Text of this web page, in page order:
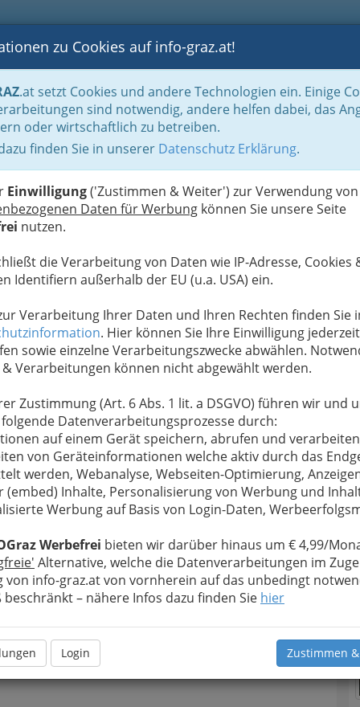
BLOGS FOTOS GASTRONOMIE BRANCHEN
zu Cookies auf info-graz.at!
.at setzt Cookies und andere Technologien ein. Einige
sind notwendig, andere helfen dabei, das
oder wirtschaftlich zu betreiben.
finden Sie in unserer Datenschutz Erklärung.
Einwilligung('Zustimmen & Weiter') zur Verwendung von
Daten für Werbung können Sie unsere Seite
nutzen.
die Verarbeitung von Daten wie IP-Adresse, Cookies
Identifiern außerhalb der EU (u.a. USA) ein.
Verarbeitung Ihrer Daten und Ihren Rechten finden Sie
. Hier können Sie Ihre Einwilligung jederzeit
sowie einzelne Verarbeitungszwecke abwählen.
& Verarbeitungen können nicht abgewählt werden.
Zustimmung (Art. 6 Abs. 1 lit. a DSGVO) führen wir und
Datenverarbeitungsprozesse durch:
auf einem Gerät speichern, abrufen und
von Geräteinformationen welche aktiv durch das
werden, Webanalyse, Webseiten-Optimierung,
(embed) Inhalte, Personalisierung von Werbung und
Werbung auf Basis von Login-Daten,
Werbefrei bieten wir darüber hinaus um € 4,99/
Alternative, welche die Datenverarbeitungen im
von info-graz.at von vornherein auf das unbedingt
beschränkt – nähere Infos dazu finden Sie hier
Login Zustimmen
Der Handel nach WKO-Gliederung Versandhandel & Warenhäuser
Uhr aussuchen und
Sofa aus
scheiden sich die Geister: die einen sorgen
beimOnline-Shoppingvon Bekleidung,
Tischwäsche, Schuhen, Sportartikeln, Möbeln,
Büchern und Zeitschriften, Elektrogeräten,
Lebensmitteln sowie Getränken,
oder auch Drogerie- und Arzneiwaren etc.
für Umsatzzuwächse, und dasbequem
währenddessen lieben es, bei fast jeder
in Einkaufsstraßen zu bummeln, an
verweilen und das eine oder andere Stückzu
anzuprobieren, zu kostenoder Duftproben
dabei eventuell Freunde treffen für einen
zwischendurch.